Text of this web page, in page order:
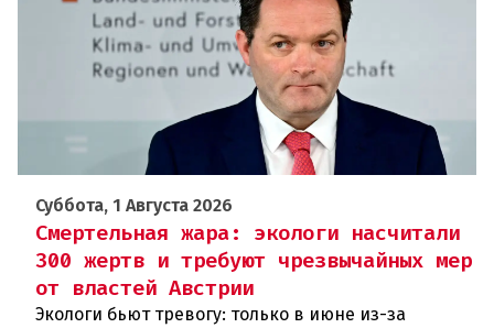
Суббота, 1 Августа 2026
Смертельная жара: экологи насчитали
300 жертв и требуют чрезвычайных мер
от властей Австрии
Экологи бьют тревогу: только в июне из-за